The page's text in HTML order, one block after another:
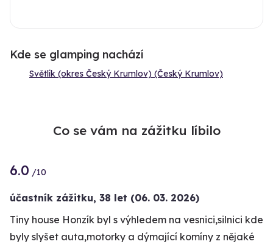
Kde se glamping nachází
Světlík (okres Český Krumlov) (Český Krumlov)
Co se vám na zážitku líbilo
6.0 /10
účastník zážitku, 38 let (06. 03. 2026)
Tiny house Honzík byl s výhledem na vesnici,silnici kde
byly slyšet auta,motorky a dýmající komíny z nějaké